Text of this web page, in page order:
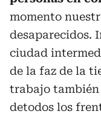
momento
desaparecidos.
ciudad
de la faz de la
trabajo
detodos los